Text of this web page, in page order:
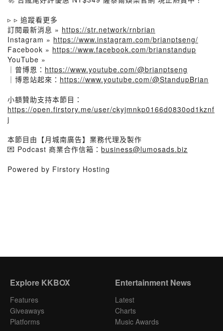
▹ ▹ 追蹤看更多
訂閱最新消息 » https://str.network/rnbrian
Instagram » https://www.instagram.com/brianptseng/
Facebook » https://www.facebook.com/brianstandup
YouTube »
｜曾博恩： https://www.youtube.com/@brianptseng
｜博恩站起來： https://www.youtube.com/@StandupBrian
小額贊助支持本節目：
https://open.firstory.me/user/ckyjmnkp0166d0830od1kznf
j
本節目由【月城南廣告】業務代理及製作
💌 Podcast 商業合作信箱： business@lumosads.biz
Powered by Firstory Hosting
Explore KKBOX
Features
Giveaways
Platforms
Entertainment News
Latest
Charts
Music Awards